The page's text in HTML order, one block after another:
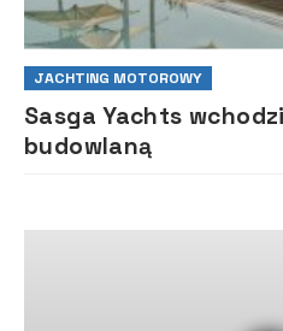
JACHTING MOTOROWY
Sasga Yachts
budowlaną